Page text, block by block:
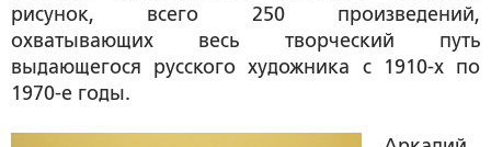
рисунок, всего 250 произведений,
охватывающих весь творческий путь
выдающегося русского художника с 1910-х по
1970-е годы.